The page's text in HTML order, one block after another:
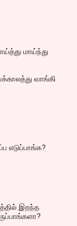
மாய்ந்து
வாங்கி
எடுப்பாங்க?
இறந்த